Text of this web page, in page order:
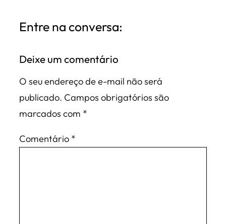
Entre na conversa:
Deixe um comentário
O seu endereço de e-mail não será
publicado. Campos obrigatórios são
marcados com *
Comentário *